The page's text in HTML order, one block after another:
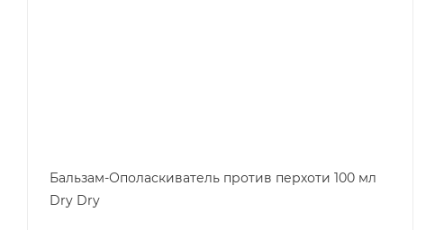
Бальзам-Ополаскиватель против перхоти 100 мл
Dry Dry